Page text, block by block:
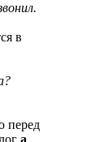
в
перед
a.